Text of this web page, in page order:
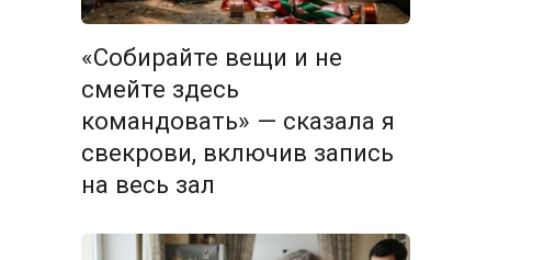
«Собирайте вещи и не
смейте здесь
командовать» — сказала я
свекрови, включив запись
на весь зал